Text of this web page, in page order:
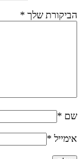
הביקורת שלך *
שם *
אימייל *